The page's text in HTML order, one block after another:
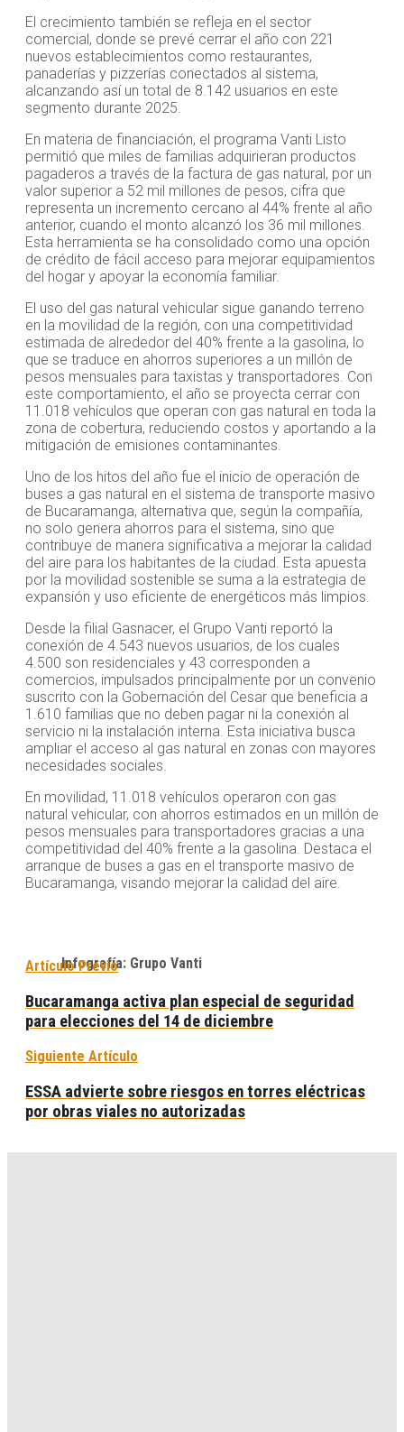
El crecimiento también se refleja en el sector
comercial, donde se prevé cerrar el año con 221
nuevos establecimientos como restaurantes,
panaderías y pizzerías conectados al sistema,
alcanzando así un total de 8.142 usuarios en este
segmento durante 2025.
En materia de financiación, el programa Vanti Listo
permitió que miles de familias adquirieran productos
pagaderos a través de la factura de gas natural, por un
valor superior a 52 mil millones de pesos, cifra que
representa un incremento cercano al 44% frente al año
anterior, cuando el monto alcanzó los 36 mil millones.
Esta herramienta se ha consolidado como una opción
de crédito de fácil acceso para mejorar equipamientos
del hogar y apoyar la economía familiar.
El uso del gas natural vehicular sigue ganando terreno
en la movilidad de la región, con una competitividad
estimada de alrededor del 40% frente a la gasolina, lo
que se traduce en ahorros superiores a un millón de
pesos mensuales para taxistas y transportadores. Con
este comportamiento, el año se proyecta cerrar con
11.018 vehículos que operan con gas natural en toda la
zona de cobertura, reduciendo costos y aportando a la
mitigación de emisiones contaminantes.
Uno de los hitos del año fue el inicio de operación de
buses a gas natural en el sistema de transporte masivo
de Bucaramanga, alternativa que, según la compañía,
no solo genera ahorros para el sistema, sino que
contribuye de manera significativa a mejorar la calidad
del aire para los habitantes de la ciudad. Esta apuesta
por la movilidad sostenible se suma a la estrategia de
expansión y uso eficiente de energéticos más limpios.
Desde la filial Gasnacer, el Grupo Vanti reportó la
conexión de 4.543 nuevos usuarios, de los cuales
4.500 son residenciales y 43 corresponden a
comercios, impulsados principalmente por un convenio
suscrito con la Gobernación del Cesar que beneficia a
1.610 familias que no deben pagar ni la conexión al
servicio ni la instalación interna. Esta iniciativa busca
ampliar el acceso al gas natural en zonas con mayores
necesidades sociales.
En movilidad, 11.018 vehículos operaron con gas
natural vehicular, con ahorros estimados en un millón de
pesos mensuales para transportadores gracias a una
competitividad del 40% frente a la gasolina. Destaca el
arranque de buses a gas en el transporte masivo de
Bucaramanga, visando mejorar la calidad del aire.
Infografía: Grupo Vanti
Artículo Previo
Bucaramanga activa plan especial de seguridad
para elecciones del 14 de diciembre
Siguiente Artículo
ESSA advierte sobre riesgos en torres eléctricas
por obras viales no autorizadas